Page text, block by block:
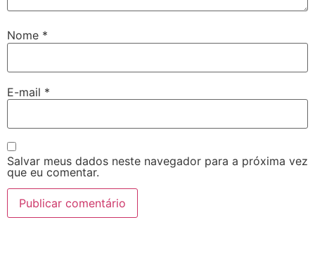
Nome *
E-mail *
Salvar meus dados neste navegador para a próxima vez
que eu comentar.